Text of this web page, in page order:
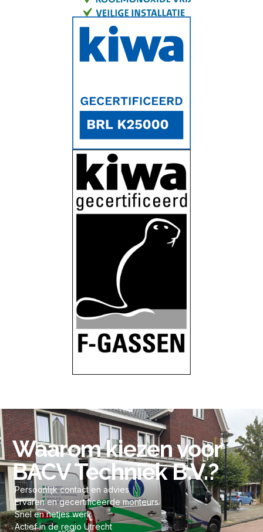
Waarom kiezen voor
BACV Techniek B.V.?
Persoonlijk contact en advies
Ervaren en gecertificeerde monteurs
Snel en netjes werk
Actief in de regio Utrecht